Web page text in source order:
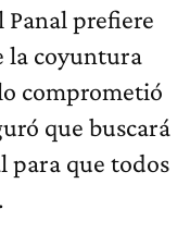
Panal prefiere
la coyuntura
comprometió
que buscará
para que todos